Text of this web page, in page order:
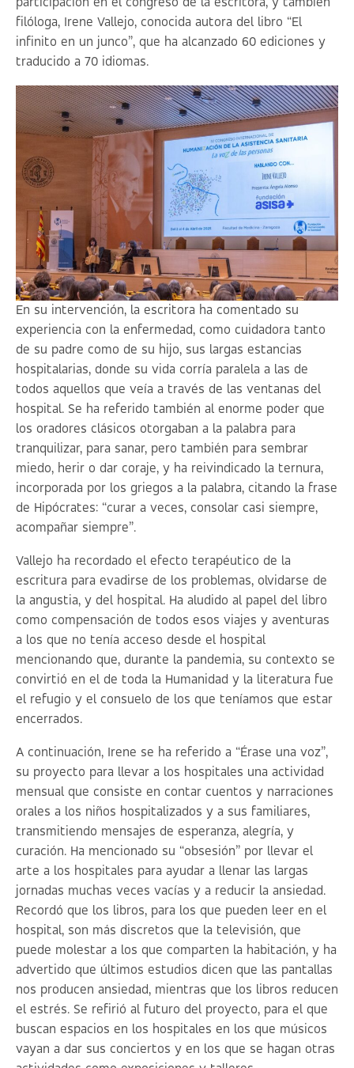
participación en el congreso de la escritora, y también
filóloga, Irene Vallejo, conocida autora del libro “El
infinito en un junco”, que ha alcanzado 60 ediciones y
traducido a 70 idiomas.
En su intervención, la escritora ha comentado su
experiencia con la enfermedad, como cuidadora tanto
de su padre como de su hijo, sus largas estancias
hospitalarias, donde su vida corría paralela a las de
todos aquellos que veía a través de las ventanas del
hospital. Se ha referido también al enorme poder que
los oradores clásicos otorgaban a la palabra para
tranquilizar, para sanar, pero también para sembrar
miedo, herir o dar coraje, y ha reivindicado la ternura,
incorporada por los griegos a la palabra, citando la frase
de Hipócrates: “curar a veces, consolar casi siempre,
acompañar siempre”.
Vallejo ha recordado el efecto terapéutico de la
escritura para evadirse de los problemas, olvidarse de
la angustia, y del hospital. Ha aludido al papel del libro
como compensación de todos esos viajes y aventuras
a los que no tenía acceso desde el hospital
mencionando que, durante la pandemia, su contexto se
convirtió en el de toda la Humanidad y la literatura fue
el refugio y el consuelo de los que teníamos que estar
encerrados.
A continuación, Irene se ha referido a “Érase una voz”,
su proyecto para llevar a los hospitales una actividad
mensual que consiste en contar cuentos y narraciones
orales a los niños hospitalizados y a sus familiares,
transmitiendo mensajes de esperanza, alegría, y
curación. Ha mencionado su “obsesión” por llevar el
arte a los hospitales para ayudar a llenar las largas
jornadas muchas veces vacías y a reducir la ansiedad.
Recordó que los libros, para los que pueden leer en el
hospital, son más discretos que la televisión, que
puede molestar a los que comparten la habitación, y ha
advertido que últimos estudios dicen que las pantallas
nos producen ansiedad, mientras que los libros reducen
el estrés. Se refirió al futuro del proyecto, para el que
buscan espacios en los hospitales en los que músicos
vayan a dar sus conciertos y en los que se hagan otras